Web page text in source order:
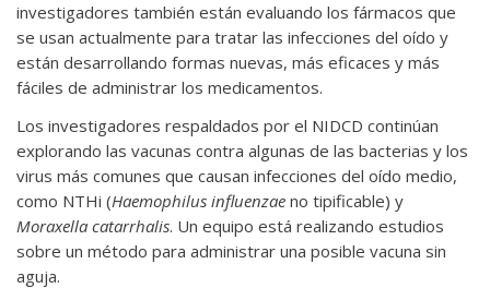
investigadores también están evaluando los fármacos que
se usan actualmente para tratar las infecciones del oído y
están desarrollando formas nuevas, más eficaces y más
fáciles de administrar los medicamentos.
Los investigadores respaldados por el NIDCD continúan
explorando las vacunas contra algunas de las bacterias y los
virus más comunes que causan infecciones del oído medio,
como NTHi (Haemophilus influenzae no tipificable) y
Moraxella catarrhalis. Un equipo está realizando estudios
sobre un método para administrar una posible vacuna sin
aguja.